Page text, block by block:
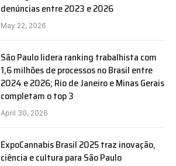
denúncias entre 2023 e 2026
May 22, 2026
São Paulo lidera ranking trabalhista com
1,6 milhões de processos no Brasil entre
2024 e 2026; Rio de Janeiro e Minas Gerais
completam o top 3
April 30, 2026
ExpoCannabis Brasil 2025 traz inovação,
ciência e cultura para São Paulo